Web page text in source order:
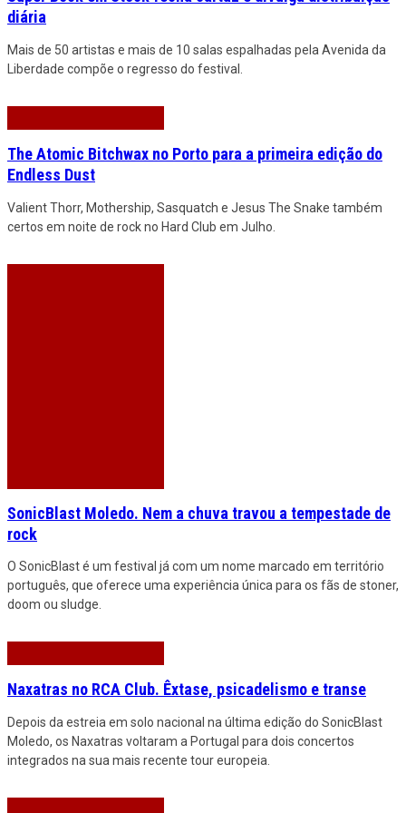
diária
Mais de 50 artistas e mais de 10 salas espalhadas pela Avenida da
Liberdade compõe o regresso do festival.
The Atomic Bitchwax no Porto para a primeira edição do
Endless Dust
Valient Thorr, Mothership, Sasquatch e Jesus The Snake também
certos em noite de rock no Hard Club em Julho.
SonicBlast Moledo. Nem a chuva travou a tempestade de
rock
O SonicBlast é um festival já com um nome marcado em território
português, que oferece uma experiência única para os fãs de stoner,
doom ou sludge.
Naxatras no RCA Club. Êxtase, psicadelismo e transe
Depois da estreia em solo nacional na última edição do SonicBlast
Moledo, os Naxatras voltaram a Portugal para dois concertos
integrados na sua mais recente tour europeia.